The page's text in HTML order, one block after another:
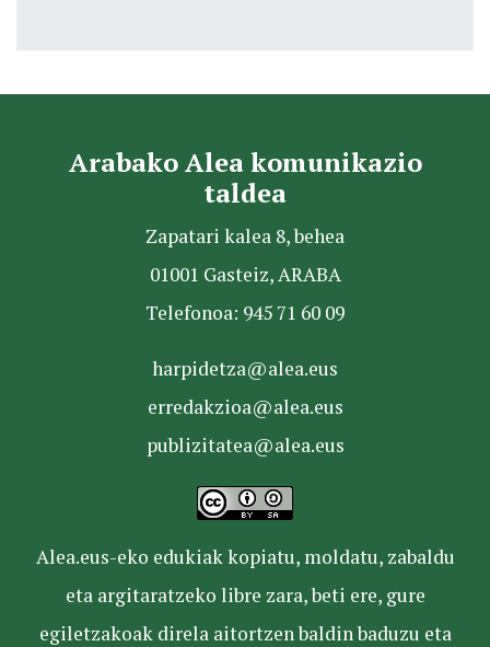
Arabako Alea komunikazio
taldea
Zapatari kalea 8, behea
01001 Gasteiz, ARABA
Telefonoa: 945 71 60 09
harpidetza@alea.eus
erredakzioa@alea.eus
publizitatea@alea.eus
Alea.eus-eko edukiak kopiatu, moldatu, zabaldu
eta argitaratzeko libre zara, beti ere, gure
egiletzakoak direla aitortzen baldin baduzu eta